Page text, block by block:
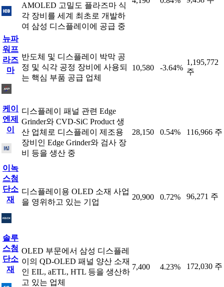
AMOLED 고밀도 플라즈마 식
각 장비를 세계 최초로 개발하
여 삼성 디스플레이에 공급 중
뉴파
워프
라즈
마
반도체 및 디스플레이 박막 공
정 및 식각 공정 장비에 사용되
는 핵심 부품 공급 업체
10,580 -3.64%
1,195,772
주
케이
엔제
이
디스플레이 패널 관련 Edge
Grinder와 CVD-SiC Product 생
산 업체로 디스플레이 제조용
장비인 Edge Grinder와 검사 장
비 등을 생산 중
28,150 0.54% 116,966 주
이녹
스첨
단소
재
디스플레이용 OLED 소재 사업
을 영위하고 있는 기업
20,900 0.72% 96,271 주
솔루
스첨
단소
재
OLED 부문에서 삼성 디스플레
이의 QD-OLED 패널 양산 소재
인 EIL, aETL, HTL 등을 생산하
고 있는 업체
7,400 4.23% 172,030 주